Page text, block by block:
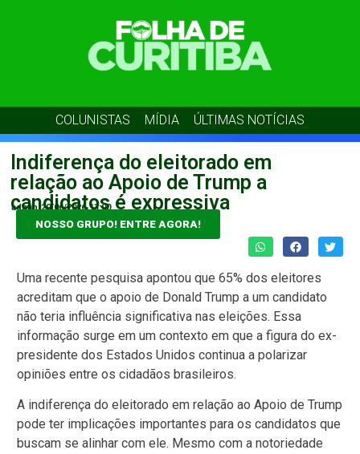
COLUNISTAS MÍDIA ÚLTIMAS NOTÍCIAS
Indiferença do eleitorado em
relação ao Apoio de Trump a
candidatos é expressiva
admin 20/06/2026 13:00
NOSSO GRUPO! ENTRE AGORA!
Uma recente pesquisa apontou que 65% dos eleitores
acreditam que o apoio de Donald Trump a um candidato
não teria influência significativa nas eleições. Essa
informação surge em um contexto em que a figura do ex-
presidente dos Estados Unidos continua a polarizar
opiniões entre os cidadãos brasileiros.
A indiferença do eleitorado em relação ao Apoio de Trump
pode ter implicações importantes para os candidatos que
buscam se alinhar com ele. Mesmo com a notoriedade